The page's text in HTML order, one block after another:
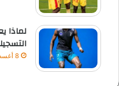
لماذا
8 أغسطس، 2026